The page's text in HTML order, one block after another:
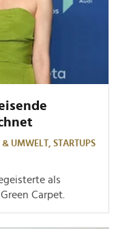
& UMWELT, STARTUPS
als
Carpet.